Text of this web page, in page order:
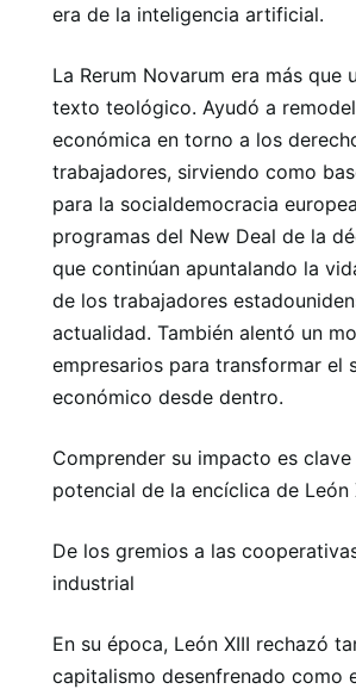
era de la inteligencia artificial.
La Rerum Novarum era más que
texto teológico. Ayudó a
económica en torno a los
trabajadores, sirviendo como
para la socialdemocracia
programas del New Deal de la
que continúan apuntalando la
de los trabajadores
actualidad. También alentó un
empresarios para transformar el
económico desde dentro.
Comprender su impacto es
potencial de la encíclica de León
De los gremios a las
industrial
En su época, León XIII rechazó
capitalismo desenfrenado como